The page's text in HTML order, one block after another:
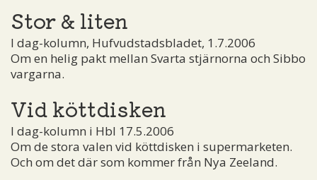
Stor & liten
I dag-kolumn, Hufvudstadsbladet, 1.7.2006
Om en helig pakt mellan Svarta stjärnorna och Sibbo
vargarna.
Vid köttdisken
I dag-kolumn i Hbl 17.5.2006
Om de stora valen vid köttdisken i supermarketen.
Och om det där som kommer från Nya Zeeland.